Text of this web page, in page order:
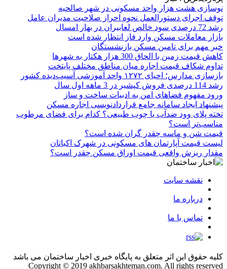
نوسازی هشت هزار واحد مسکونی در شهر صالحیه
توقف اجرای دستورالعمل نحوه احراز صلاحیت مدیران عامل
رشد 72 درصدی سود خالص لعابیران در بهار امسال
بازار معاملات مسکن وارد فاز انتظار شده است
خبر مهم برای تامین مسکن بازنشستگان
کاهش قیمت زمین با الحاق 300 هزار هکتار به شهرها
تداوم شکاف قیمت اجاره میان مناطق مختلف پایتخت
بازسازی مدارس؛ احیای ۱۲۷۲ واحد آموزشی آسیب‌دیده کشور
رشد 114 درصدی فروش کپشیر در 3 ماهه اول سال
ورود مفهوم فضاهای امن به ادبیات ساخت و ساز
پیشنهاد ایجاد سامانه جامع قراردادنویسی اجاره مسکن
تخته پلای وود ضدآب یا چوب طبیعی؟ کدام برای فضای مرطوب
مناسب‌تر است؟
قیمت شن و ماسه چقدر گران شده است؟
لیست قیمت آپارتمان های مسکونی در شهرک اکباتان
مقدار ریزش واقعی قیمت اوراق مسکن چقدر است؟
نقشه سایت
درباره ما
تماس با ما
کلیه حقوق این اثر متعلق به پایگاه خبری اخبار ساختمان می باشد
Copyright © 2019 akhbarsakhteman.com. All rights reserved